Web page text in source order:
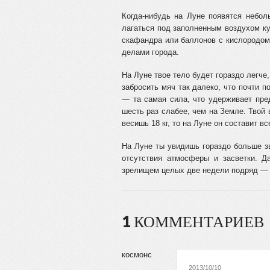
Когда-нибудь на Луне появятся
лагаться под заполненным воздухом
скафандра или баллонов с
делами города.
На Луне твое тело будет гораздо
забросить мяч так далеко, что почти
— та самая сила, что удерживает
шесть раз слабее, чем на Зем­ле. Твой
ве­сишь 18 кг, то на Луне он составит
На Луне ты увидишь гораздо больше
отсутствия атмосферы и
зрелищем целых две недели подряд —
1 КОММЕНТАРИЕВ
космонс
2013/10/10